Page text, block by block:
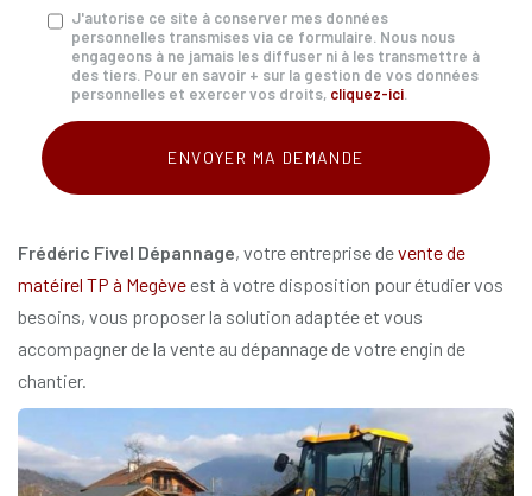
MessageJ'autorise ce site à conserver mes données
personnelles transmises via ce formulaire. Nous nous
engageons à ne jamais les diffuser ni à les transmettre à
des tiers. Pour en savoir + sur la gestion de vos données
personnelles et exercer vos droits, cliquez-ici
Acceptation
RGPD
ENVOYER MA DEMANDE
Frédéric Fivel Dépannage, votre entreprise devente de
matéirel TP à Megèveest à votre disposition pour étudier vos
besoins, vous proposer la solution adaptée et vous
accompagner de la vente au dépannage de votre engin de
chantier.